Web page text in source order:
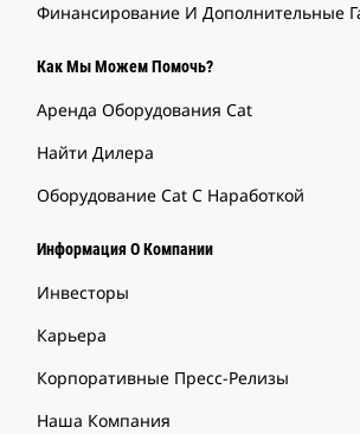
Финансирование И Дополнительные
Как Мы Можем Помочь?
Аренда Оборудования Cat
Найти Дилера
Оборудование Cat С Наработкой
Информация О Компании
Инвесторы
Карьера
Корпоративные Пресс-Релизы
Наша Компания